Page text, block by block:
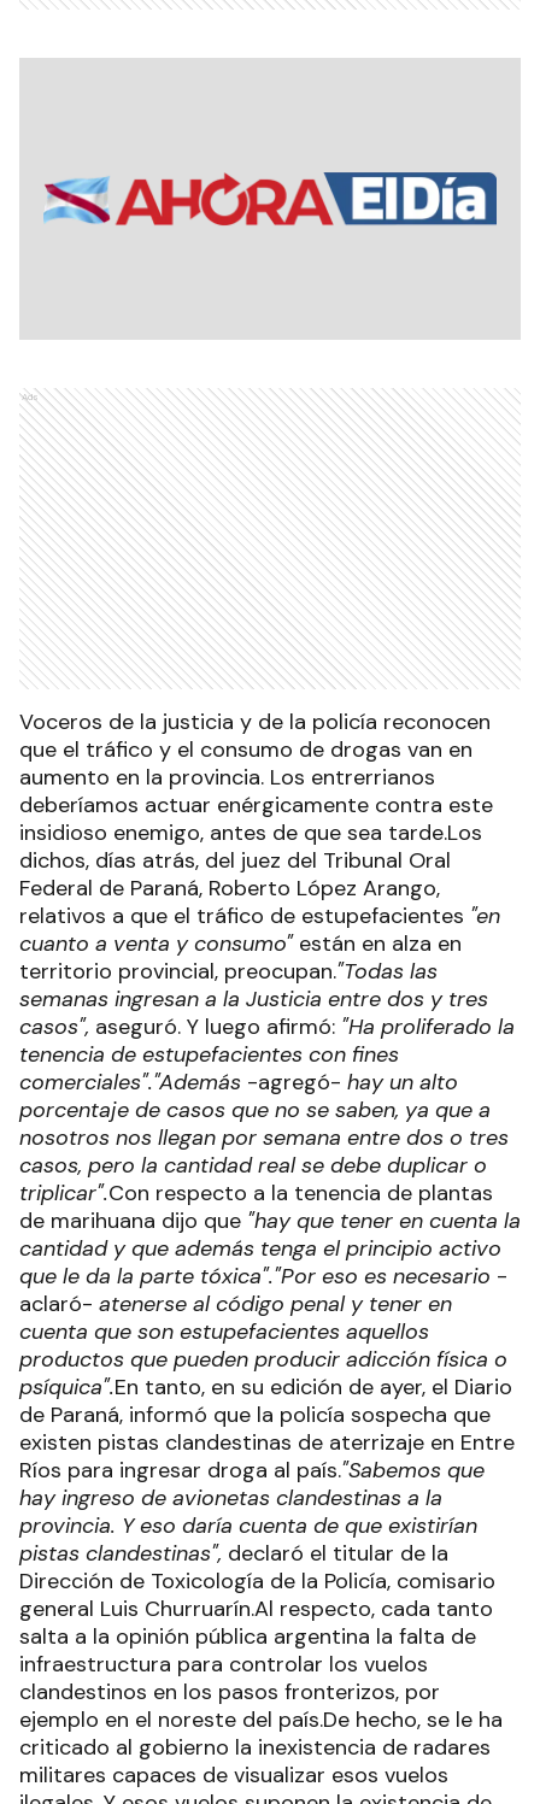
Ads
Voceros de la justicia y de la policía reconocen
que el tráfico y el consumo de drogas van en
aumento en la provincia. Los entrerrianos
deberíamos actuar enérgicamente contra este
insidioso enemigo, antes de que sea tarde.Los
dichos, días atrás, del juez del Tribunal Oral
Federal de Paraná, Roberto López Arango,
relativos a que el tráfico de estupefacientes "en
cuanto a venta y consumo"están en alza en
territorio provincial, preocupan."Todas las
semanas ingresan a la Justicia entre dos y tres
casos", aseguró. Y luego afirmó: "Ha proliferado la
tenencia de estupefacientes con fines
comerciales"."Además -agregó- hay un alto
porcentaje de casos que no se saben, ya que a
nosotros nos llegan por semana entre dos o tres
casos, pero la cantidad real se debe duplicar o
triplicar".Con respecto a la tenencia de plantas
de marihuana dijo que "hay que tener en cuenta la
cantidad y que además tenga el principio activo
que le da la parte tóxica"."Por eso es necesario -
aclaró- atenerse al código penal y tener en
cuenta que son estupefacientes aquellos
productos que pueden producir adicción física o
psíquica".En tanto, en su edición de ayer, el Diario
de Paraná, informó que la policía sospecha que
existen pistas clandestinas de aterrizaje en Entre
Ríos para ingresar droga al país."Sabemos que
hay ingreso de avionetas clandestinas a la
provincia. Y eso daría cuenta de que existirían
pistas clandestinas", declaró el titular de la
Dirección de Toxicología de la Policía, comisario
general Luis Churruarín.Al respecto, cada tanto
salta a la opinión pública argentina la falta de
infraestructura para controlar los vuelos
clandestinos en los pasos fronterizos, por
ejemplo en el noreste del país.De hecho, se le ha
criticado al gobierno la inexistencia de radares
militares capaces de visualizar esos vuelos